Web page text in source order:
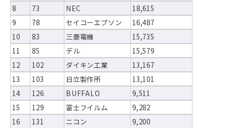
8
73 NEC
18,615
9
78 セイコーエプソン
16,487
10
83 三菱電機
15,735
11
85 デル
15,579
12
102 ダイキン工業
13,167
13
103 日立製作所
13,101
14
126 BUFFALO
9,511
15
129 富士フイルム
9,282
16
131 ニコン
9,200